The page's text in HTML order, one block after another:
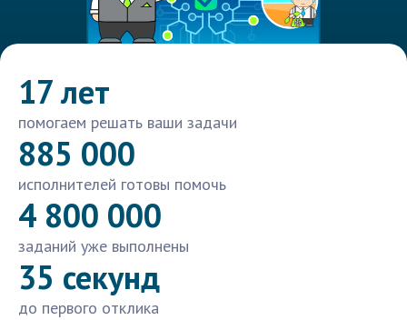
17 лет
помогаем решать ваши задачи
885 000
исполнителей готовы помочь
4 800 000
заданий уже выполнены
35 секунд
до первого отклика